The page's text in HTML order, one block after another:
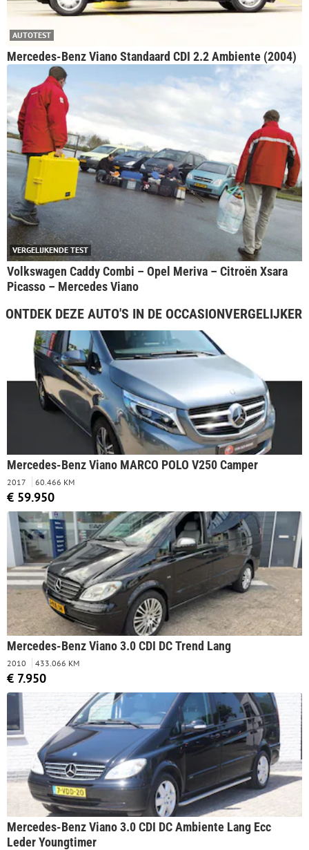
AUTOTEST
Mercedes-Benz Viano Standaard CDI 2.2 Ambiente (2004)
VERGELIJKENDE TEST
Volkswagen Caddy Combi – Opel Meriva – Citroën Xsara
Picasso – Mercedes Viano
ONTDEK DEZE AUTO'S IN DE OCCASIONVERGELIJKER
Mercedes-Benz Viano MARCO POLO V250 Camper
2017 60.466 KM
€ 59.950
Mercedes-Benz Viano 3.0 CDI DC Trend Lang
2010 433.066 KM
€ 7.950
Mercedes-Benz Viano 3.0 CDI DC Ambiente Lang Ecc
Leder Youngtimer